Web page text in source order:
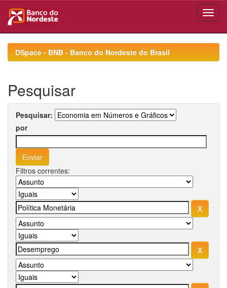
navigationDSpace - BNB - Banco do Nordeste do Brasil
Pesquisar
Pesquisar:
por
Filtros correntes: